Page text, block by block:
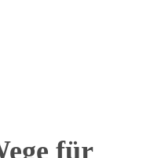
für